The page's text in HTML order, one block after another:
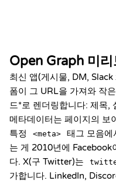
Open Graph 미
최신 앱(게시물, DM,
폼이 그 URL을 가져와 작
드*로 렌더링합니다: 제목,
메타데이터는 페이지의 보
특정
<meta>
태그 모음에
는 게 2010년에 Facebook
다. X(구 Twitter)는
가합니다. LinkedIn,